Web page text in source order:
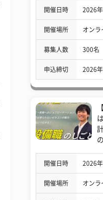
開催日時 2026
開催場所 オンラ
募集人数 300名
申込締切 2026
開催日時 2026
開催場所 オンラ